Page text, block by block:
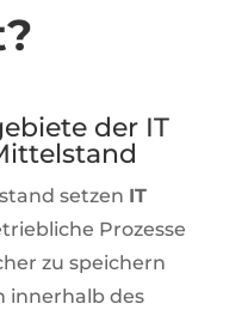
der IT
setzen IT
Prozesse
zu speichern
innerhalb des